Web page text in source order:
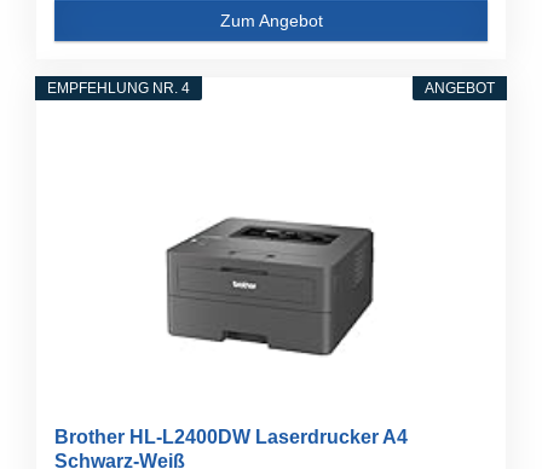
Zum Angebot
ANGEBOT
EMPFEHLUNG NR. 4
Brother HL-L2400DW Laserdrucker A4
Schwarz-Weiß